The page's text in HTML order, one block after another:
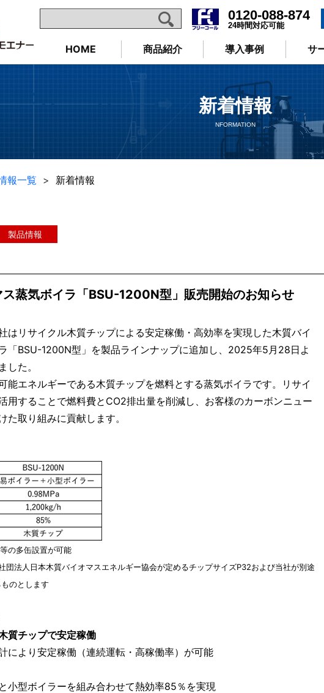
0120-088-874
24時間対応可能
HOME 商品紹介 導入事例 サ
新着情報
NFORMATION
報一覧 新着情報
製品情報
ス蒸気ボイラ「BSU-1200N型」販売開始のお知らせ
はリサイクル木質チップによる安定稼働・高効率を実現した木質バイ
「BSU-1200N型」を製品ラインナップに追加し、2025年5月28日よ
した。
能エネルギーである木質チップを燃料とする蒸気ボイラです。リサイ
用することで燃料費とCO2排出量を削減し、お客様のカーボンニュー
た取り組みに貢献します。
の多缶設置が可能
団法人日本木質バイオマスエネルギー協会が定めるチップサイズP32および当社が別途
のとします
質チップで安定稼働
により安定稼働（連続運転・高稼働率）が可能
小型ボイラーを組み合わせて熱効率85％を実現